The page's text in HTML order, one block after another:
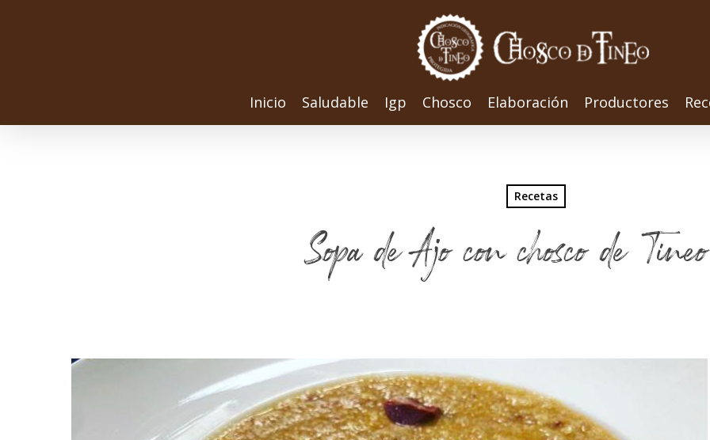
Inicio Saludable Igp Chosco Elaboración Productores
Recetas
Sopa de Ajo con chosco de